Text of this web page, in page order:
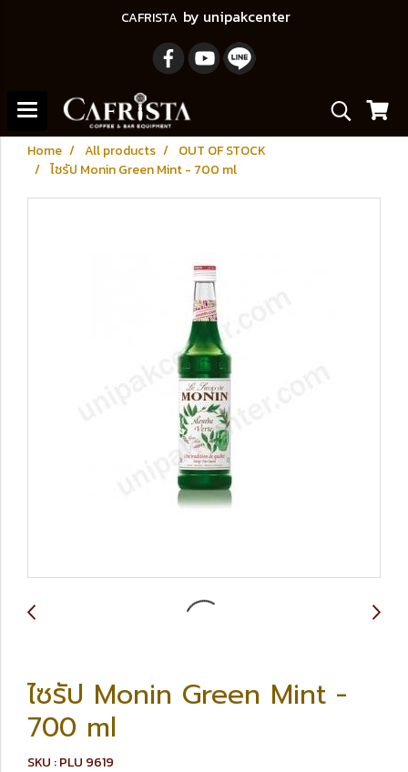
CAFRISTA by unipakcenter
Home All products
OUT OF STOCK
ไซรัป Monin Green Mint - 700 ml
ไซรัป Monin Green Mint -
700 ml
SKU : PLU 9619